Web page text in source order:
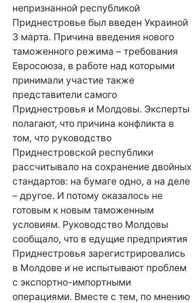
непризнанной республикой
Приднестровье был введен Украиной
3 марта. Причина введения нового
таможенного режима – требования
Евросоюза, в работе над которыми
принимали участие также
представители самого
Приднестровья и Молдовы. Эксперты
полагают, что причина конфликта в
том, что руководство
Приднестровской республики
рассчитывало на сохранение двойных
стандартов: на бумаге одно, а на деле
– другое. И потому оказалось не
готовым к новым таможенным
условиям. Руководство Молдовы
сообщало, что в едущие предприятия
Приднестровья зарегистрировались
в Молдове и не испытывают проблем
с экспортно-импортными
операциями. Вместе с тем, по мнению